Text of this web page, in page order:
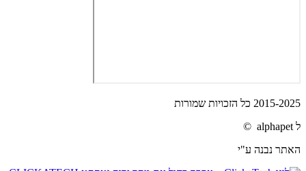
2015-2025 כל הזכויות שמורות
ל alphapet ©
האתר נבנה ע"י